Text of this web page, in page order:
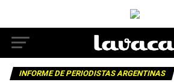
INFORME DE PERIODISTAS ARGENTINAS